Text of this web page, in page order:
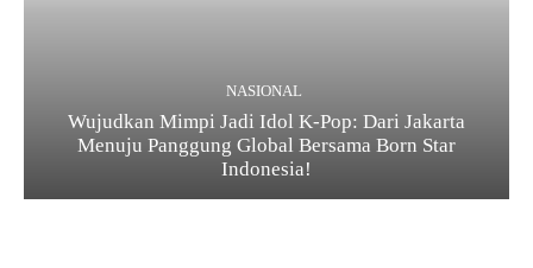
NASIONAL
Wujudkan Mimpi Jadi Idol K-Pop: Dari Jakarta
Menuju Panggung Global Bersama Born Star
Indonesia!